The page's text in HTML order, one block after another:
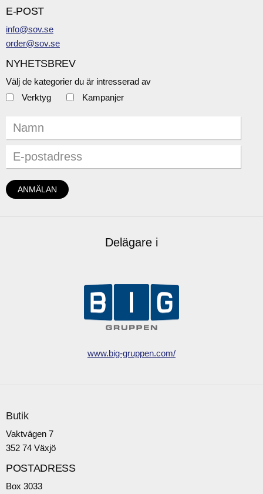
E-POST
info@sov.se
order@sov.se
NYHETSBREV
Välj de kategorier du är intresserad av
Verktyg
Kampanjer
Delägare i
www.big-gruppen.com/
Butik
Vaktvägen 7
352 74 Växjö
POSTADRESS
Box 3033